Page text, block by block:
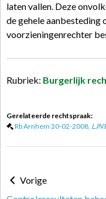
laten vallen. Deze
de gehele aanbesteding
voorzieningenrechter
Rubriek: Burgerlijk
Gerelateerde rechtspraak:
Rb Arnhem 20-02-2008, LJN
Vorige